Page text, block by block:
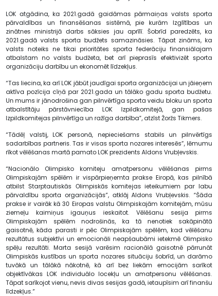
LOK atgādina, ka 2021.gadā gaidāmas pārmaiņas valsts sporta
pārvaldības un finansēšanas sistēmā, pie kurām Izglītības un
zinātnes ministrijā darbs sāksies jau aprīlī. Šobrīd paredzēts, ka
2021.gadā valsts sporta budžets samazināsies. Tāpat zināms, ka
valsts noteiks ne tikai prioritātes sporta federāciju finansiālajam
atbalstam no valsts budžeta, bet arī pieprasīs efektivizēt sporta
organizāciju darbību un ekonomēt līdzekļus.
“Tas liecina, ka arī LOK jābūt jaudīgai sporta organizācijai un jāieņem
aktīva pozīcija cīņā par 2021.gada un tālāko gadu sporta budžetu.
Un mums ir jānodrošina gan pilnvērtīga sporta veidu bloku un sporta
atbalstītāju pārstāvniecība LOK Izpildkomitejā, gan pašas
Izpildkomitejas pilnvērtīga un ražīga darbība”, atzīst Žoržs Tikmers.
“Tādēļ valstij, LOK personā, nepieciešams stabils un pilnvērtīgs
sadarbības partneris. Tas ir visas sporta nozares interesēs”, lēmumu
rīkot vēlēšanas martā pamato LOK prezidents Aldons Vrubļevskis.
“Nacionālo Olimpisko komiteju amatpersonu vēlēšanas pirms
Olimpiskajām spēlēm ir vispārpieņemta prakse Eiropā, kas pilnībā
atbilst Starptautiskās Olimpiskās komitejas ieteikumiem par labu
pārvaldību sporta organizācijās”, atklāj Aldons Vrubļevskis. “Šāda
prakse ir vairāk kā 30 Eiropas valstu Olimpiskajām komitejām, mūsu
ziemeļu kaimiņus igauņus ieskaitot. Vēlēšanu sesija pirms
Olimpiskajām spēlēm nodrošinās, ka tā nenotiek sakāpinātā
gaisotnē, kāda parasti ir pēc Olimpiskajām spēlēm, kad vēlēšanu
rezultātus subjektīvi un emocionāli neapšaubāmi ietekmē Olimpisko
spēļu rezultāti. Marta sesijā varēsim racionālā gaisotnē pārrunāt
Olimpiskās kustības un sporta nozares situāciju šobrīd, un darāmo
tuvākā un tālākā nākotnē, kā arī bez liekām emocijām sarīkot
objektīvākas LOK individuālo locekļu un amatpersonu vēlēšanas.
Tāpat sarīkojot vienu, nevis divas sesijas gadā, ietaupīsim arī finanšu
līdzekļus.”